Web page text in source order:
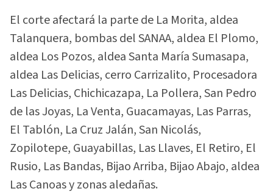
El corte afectará la parte de La Morita, aldea
Talanquera, bombas del SANAA, aldea El Plomo,
aldea Los Pozos, aldea Santa María Sumasapa,
aldea Las Delicias, cerro Carrizalito, Procesadora
Las Delicias, Chichicazapa, La Pollera, San Pedro
de las Joyas, La Venta, Guacamayas, Las Parras,
El Tablón, La Cruz Jalán, San Nicolás,
Zopilotepe, Guayabillas, Las Llaves, El Retiro, El
Rusio, Las Bandas, Bijao Arriba, Bijao Abajo, aldea
Las Canoas y zonas aledañas.